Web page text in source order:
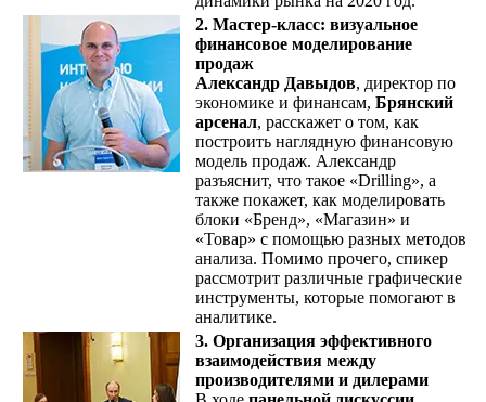
2. Мастер-класс: визуальное
финансовое моделирование
продаж
Александр Давыдов, директор по
экономике и финансам, Брянский
арсенал, расскажет о том, как
построить наглядную финансовую
модель продаж. Александр
разъяснит, что такое «Drilling», а
также покажет, как моделировать
блоки «Бренд», «Магазин» и
«Товар» с помощью разных методов
анализа. Помимо прочего, спикер
рассмотрит различные графические
инструменты, которые помогают в
аналитике.
3. Организация эффективного
взаимодействия между
производителями и дилерами